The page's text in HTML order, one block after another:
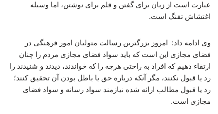
عبارت است از زبان برای گفتن و قلم برای نوشتن، اما وسیله
اغتشاش تفنگ است.
وی ادامه داد: امروز بزرگترین رسالت متولیان امور فرهنگی در
فضای مجازی این است که باید سواد فضای مجازی مردم را چنان
ارتقاء دهیم که افراد به راحتی هرچه را که خواندند، دیدند و شنیدند را
رد یا قبول نکنند، مگر آنکه درباره حق یا باطل بودن آن تحقیق کنند؛
رد یا قبول مطالب ارائه شده نیازمند سواد رسانه و سواد فضای
مجازی است.